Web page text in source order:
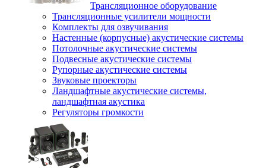
Трансляционное оборудование
Трансляционные усилители мощности
Комплекты для озвучивания
Настенные (корпусные) акустические системы
Потолочные акустические системы
Подвесные акустические системы
Рупорные акустические системы
Звуковые проекторы
Ландшафтные акустические системы,
ландшафтная акустика
Регуляторы громкости